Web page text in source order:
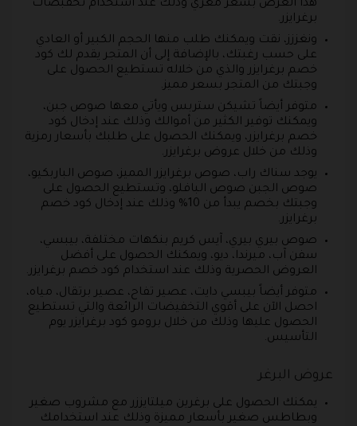
هذا العرض بسعر مغري وذلك عند استخدام تخفبضات
برغرايزر.
ونغززز، نقت ويمكنك طلب منها الحجم الكبير أو العادي
على حسب رغبتك، بالإضافة إلى أن المتجر يقدم لك كود
خصم برغرايزر والذي من خلاله تستطيع الحصول على
وجبتك من المتجر بسعر مميز.
متوفر أيضاً تشيكن ستربس ويأتي معها صوص جبن،
ويمكنك توفير الكثير من أموالك وذلك عند إدخال كود
خصم برغرايزر، ويمكنك الحصول على طلبك بأسعار رمزية
وذلك من خلال عروض برغرايزر.
يوجد سناك راب، صوص برغرايزر المميز، صوص الباربكيو،
صوص الجبن صوص البافلو، وتستطيع الحصول على
وجبتك بخصم يبدأ من 10% وذلك عند إدخال كود خصم
برغرايزر.
صوص بيري بيري، آيس كريم بنكهات مختلفة، بيبسي،
سفن آب، ميرندا، ديو، ويمكنك الحصول على أفضل
العروض الحصرية وذلك عند استخدام كود خصم برغرايزر.
متوفر أيضاً بيبسي دايت، عصير تفاح، عصير برتقال، مياه،
احصل الآن على أقوي التخفيضات الرائعة والتي تستطيع
الحصول عليها وذلك من خلال برومو كود برغرايزر يوم
التأسيس.
عروض البرغر
يمكنك الحصول على برغرين ميلتايززر مع مشروب صغير
وبطاطس صغير بأسعار مميزة وذلك عند استخدامك